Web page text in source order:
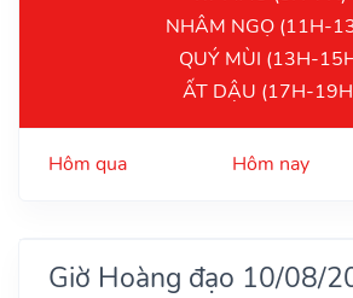
NHÂM NGỌ (11H-
QUÝ MÙI (13H-
ẤT DẬU (17H-
Hôm qua Hôm nay
Giờ Hoàng đạo 10/08/